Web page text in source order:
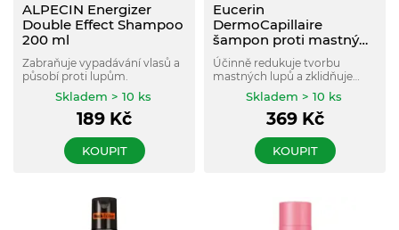
ALPECIN Energizer
Double Effect Shampoo
200 ml
Zabraňuje vypadávání vlasů a
působí proti lupům.
Skladem > 10 ks
189 Kč
KOUPIT
Eucerin
DermoCapillaire
šampon proti mastným
lupům 250 ml
Účinně redukuje tvorbu
mastných lupů a zklidňuje
svědění. Zároveň vlasy a
vlasovou pokožku šetrně čistí.
Skladem > 10 ks
369Kč
KOUPIT